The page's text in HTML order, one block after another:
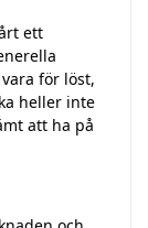
ett
för löst,
heller inte
att ha på